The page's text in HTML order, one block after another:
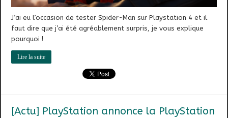
J’ai eu l’occasion de tester Spider-Man sur Playstation 4 et il
faut dire que j’ai été agréablement surpris, je vous explique
pourquoi !
Lire la suite
[Actu] PlayStation annonce la PlayStation